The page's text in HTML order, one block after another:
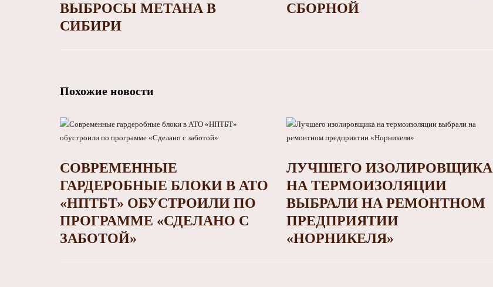
ВЫБРОСЫ МЕТАНА В
СИБИРИ
СБОРНОЙ
Похожие новости
СОВРЕМЕННЫЕ
ГАРДЕРОБНЫЕ БЛОКИ В АТО
«НПТБТ» ОБУСТРОИЛИ ПО
ПРОГРАММЕ «СДЕЛАНО С
ЗАБОТОЙ»
ЛУЧШЕГО ИЗОЛИРОВЩИКА
НА ТЕРМОИЗОЛЯЦИИ
ВЫБРАЛИ НА РЕМОНТНОМ
ПРЕДПРИЯТИИ
«НОРНИКЕЛЯ»